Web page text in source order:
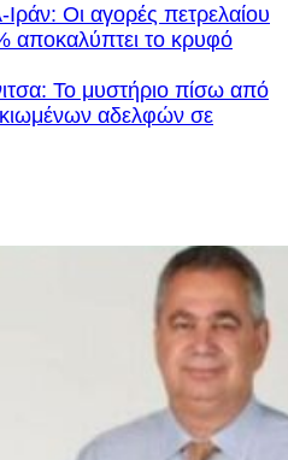
Οι αγορές πετρελαίου
αποκαλύπτει το κρυφό
Το μυστήριο πίσω από
αδελφών σε